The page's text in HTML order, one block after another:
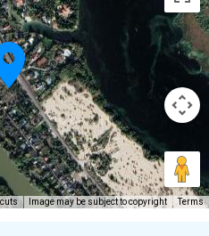
Image may be subject to copyright Terms